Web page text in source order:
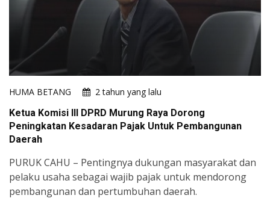
HUMA BETANG
2 tahun yang lalu
Ketua Komisi III DPRD Murung Raya Dorong
Peningkatan Kesadaran Pajak Untuk Pembangunan
Daerah
PURUK CAHU – Pentingnya dukungan masyarakat dan
pelaku usaha sebagai wajib pajak untuk mendorong
pembangunan dan pertumbuhan daerah.